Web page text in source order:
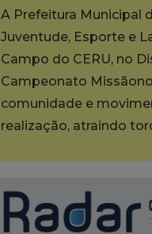
A Prefeitura Municipal
Juventude, Esporte e
Campo do CERU, no
Campeonato
comunidade e
realização, atraindo